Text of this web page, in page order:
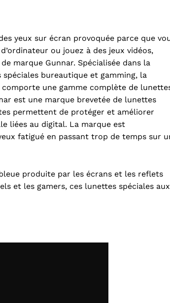
yeux sur écran provoquée parce que
ou jouez à des jeux vidéos,
marque Gunnar. Spécialisée dans la
bureautique et gamming, la
une gamme complète de
est une marque brevetée de lunettes
permettent de protéger et améliorer
liées au digital. La marque est
fatigué en passant trop de temps sur
produite par les écrans et les reflets
et les gamers, ces lunettes spéciales aux